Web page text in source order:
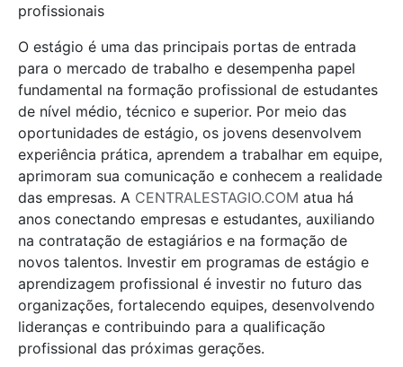
profissionais
O estágio é uma das principais portas de entrada
para o mercado de trabalho e desempenha papel
fundamental na formação profissional de estudantes
de nível médio, técnico e superior. Por meio das
oportunidades de estágio, os jovens desenvolvem
experiência prática, aprendem a trabalhar em equipe,
aprimoram sua comunicação e conhecem a realidade
das empresas. A CENTRALESTAGIO.COM atua há
anos conectando empresas e estudantes, auxiliando
na contratação de estagiários e na formação de
novos talentos. Investir em programas de estágio e
aprendizagem profissional é investir no futuro das
organizações, fortalecendo equipes, desenvolvendo
lideranças e contribuindo para a qualificação
profissional das próximas gerações.